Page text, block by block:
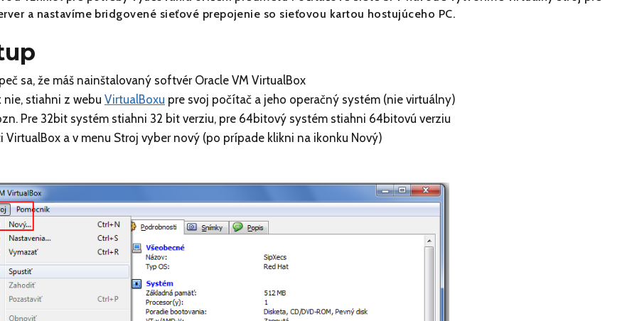
a nastavíme bridgovené sieťové prepojenie so sieťovou kartou hostujúceho PC.
sa, že máš nainštalovaný softvér Oracle VM VirtualBox
nie, stiahni z webu VirtualBoxu pre svoj počítač a jeho operačný systém (nie virtuálny)
Pre 32bit systém stiahni 32 bit verziu, pre 64bitový systém stiahni 64bitovú verziu
VirtualBox a v menu Stroj vyber nový (po prípade klikni na ikonku Nový)